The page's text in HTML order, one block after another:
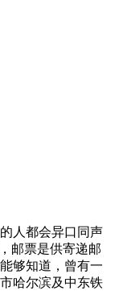
人都会异口同声
邮票是供寄递邮
够知道，曾有一
哈尔滨及中东铁